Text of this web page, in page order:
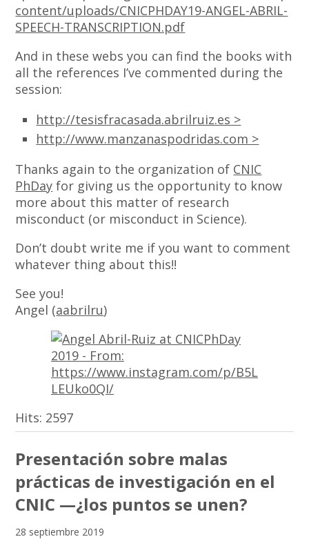
content/uploads/CNICPHDAY19-ANGEL-ABRIL-
SPEECH-TRANSCRIPTION.pdf
And in these webs you can find the books with
all the references I’ve commented during the
session:
http://tesisfracasada.abrilruiz.es >
http://www.manzanaspodridas.com >
Thanks again to the organization of CNIC
PhDay for giving us the opportunity to know
more about this matter of research
misconduct (or misconduct in Science).
Don’t doubt write me if you want to comment
whatever thing about this!!
See you!
Angel (aabrilru)
Hits: 2597
Presentación sobre malas
prácticas de investigación en el
CNIC —¿los puntos se unen?
28 septiembre 2019